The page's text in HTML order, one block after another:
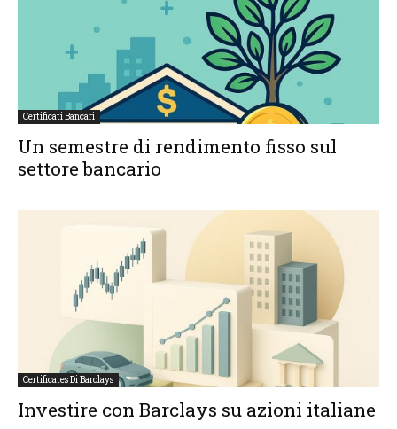
Certificati Bancari
Un semestre di rendimento fisso sul
settore bancario
Certificates Di Barclays
Investire con Barclays su azioni italiane